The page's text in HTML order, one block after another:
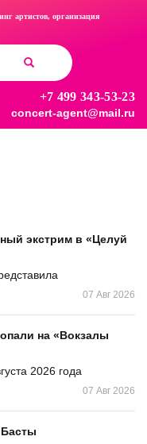
артистов, организация
+7 499 343-53-23
concert-agent@mail.ru
экстрим в «Целуй
07 Авг 2026
на «Вокзалы
2026 года
07 Авг 2026